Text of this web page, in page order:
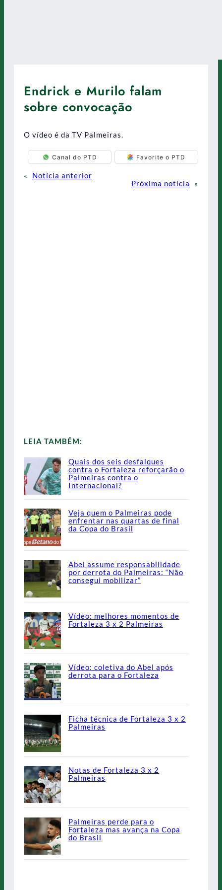
Endrick e Murilo falam
sobre convocação
O vídeo é da TV Palmeiras.
Canal do PTD Favorite o PTD
«
Notícia anterior
Próxima notícia
»
LEIA TAMBÉM:
Quais dos seis desfalques
contra o Fortaleza reforçarão o
Palmeiras contra o
Internacional?
Veja quem o Palmeiras pode
enfrentar nas quartas de final
da Copa do Brasil
Abel assume responsabilidade
por derrota do Palmeiras: “Não
consegui mobilizar”
Vídeo: melhores momentos de
Fortaleza 3 x 2 Palmeiras
Vídeo: coletiva do Abel após
derrota para o Fortaleza
Ficha técnica de Fortaleza 3 x 2
Palmeiras
Notas de Fortaleza 3 x 2
Palmeiras
Palmeiras perde para o
Fortaleza mas avança na Copa
do Brasil